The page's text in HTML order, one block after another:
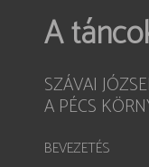
A
SZÁVAI
A PÉCS
BEVEZETÉS